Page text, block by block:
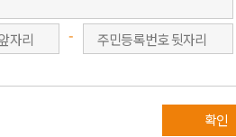
락처(휴대전화)를
회원가입을
회원예